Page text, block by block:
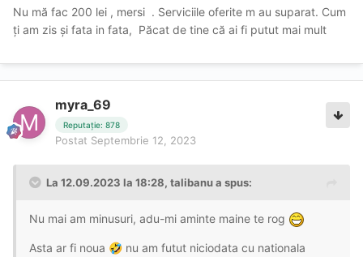
Nu mă fac 200 lei , mersi . Serviciile oferite m au suparat. Cum
ți am zis și fata in fata, Păcat de tine că ai fi putut mai mult
myra_69
Reputație: 878
Postat Septembrie 12, 2023
La 12.09.2023 la 18:28, talibanua spus:
Nu mai am minusuri, adu-mi aminte maine te rog
Asta ar fi noua 🤣 nu am futut niciodata cu nationala